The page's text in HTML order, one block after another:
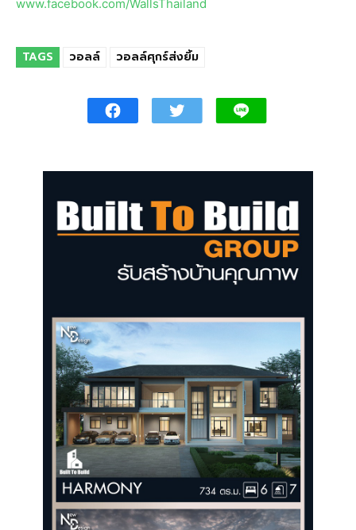
www.facebook.com/WallsThailand
TAGS วอลล์ วอลล์ศุกร์ส่งยิ้ม